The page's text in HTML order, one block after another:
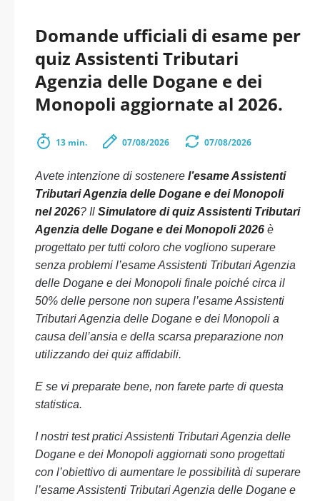
Domande ufficiali di esame per
quiz Assistenti Tributari
Agenzia delle Dogane e dei
Monopoli aggiornate al 2026.
13 min. 07/08/2026 07/08/2026
Avete intenzione di sostenere l’esame Assistenti
Tributari Agenzia delle Dogane e dei Monopoli
nel 2026? Il Simulatore di quiz Assistenti Tributari
Agenzia delle Dogane e dei Monopoli 2026 è
progettato per tutti coloro che vogliono superare
senza problemi l’esame Assistenti Tributari Agenzia
delle Dogane e dei Monopoli finale poiché circa il
50% delle persone non supera l’esame Assistenti
Tributari Agenzia delle Dogane e dei Monopoli a
causa dell’ansia e della scarsa preparazione non
utilizzando dei quiz affidabili.
E se vi preparate bene, non farete parte di questa
statistica.
I nostri test pratici Assistenti Tributari Agenzia delle
Dogane e dei Monopoli aggiornati sono progettati
con l’obiettivo di aumentare le possibilità di superare
l’esame Assistenti Tributari Agenzia delle Dogane e